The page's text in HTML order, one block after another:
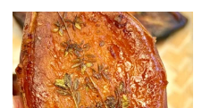
בפיתות היסטריות